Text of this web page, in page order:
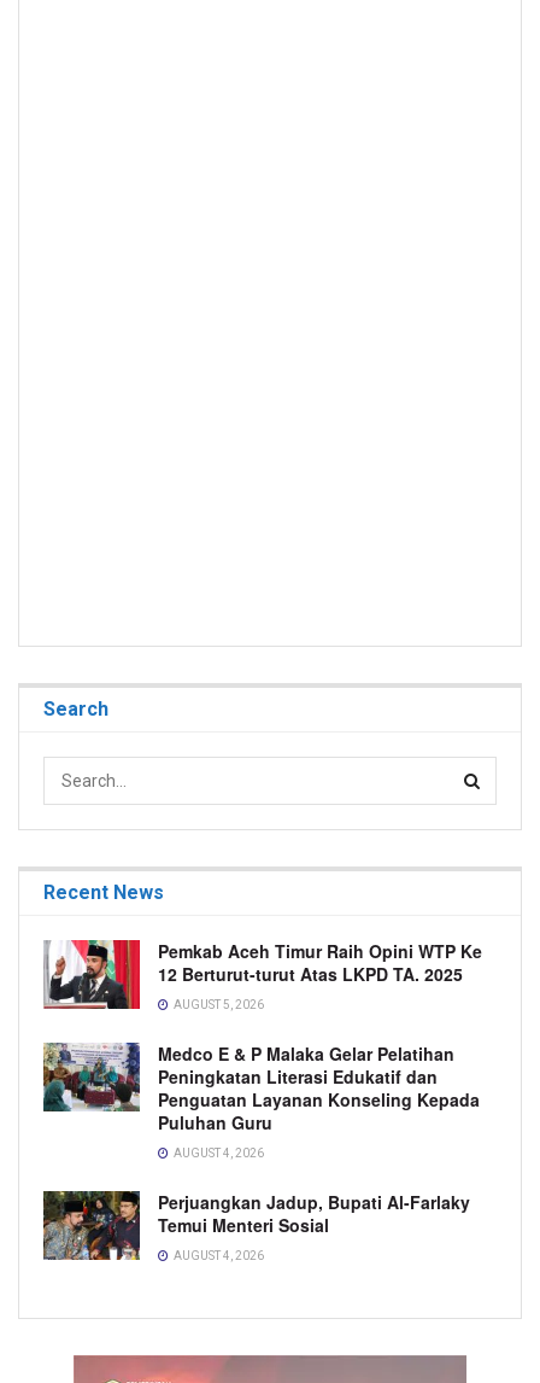
Search
Recent News
Pemkab Aceh Timur Raih Opini WTP Ke
12 Berturut-turut Atas LKPD TA. 2025
AUGUST 5, 2026
Medco E & P Malaka Gelar Pelatihan
Peningkatan Literasi Edukatif dan
Penguatan Layanan Konseling Kepada
Puluhan Guru
AUGUST 4, 2026
Perjuangkan Jadup, Bupati Al-Farlaky
Temui Menteri Sosial
AUGUST 4, 2026